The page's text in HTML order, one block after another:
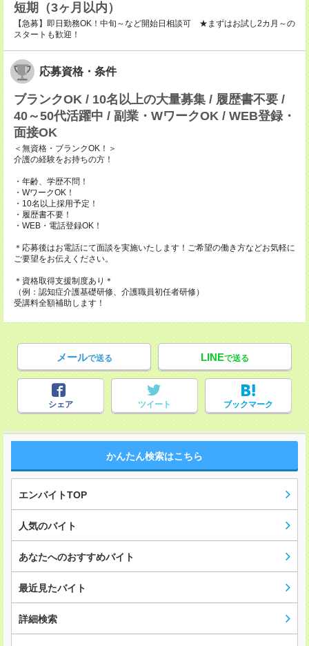
短期（3ヶ月以内）
【急募】即日勤務OK！中旬～など開始日相談可 ★まずはお試し2カ月～の
スタートも歓迎！
応募資格・条件
ブランクOK / 10名以上の大量募集 / 履歴書不要 /
40～50代活躍中 / 副業・WワークOK / WEB登録・
面接OK
＜無資格・ブランクOK！＞
介護の経験をお持ちの方！
・年齢、学歴不問！
・WワークOK！
・10名以上採用予定！
・履歴書不要！
・WEB・電話登録OK！
＊応募後はお電話にて面談を実施いたします！ご希望の働き方などお気軽に
ご要望をお伝えください。
＊資格取得支援制度あり＊
（例：認知症介護基礎研修、介護職員初任者研修）
受講料全額補助します！
メールで送る LINEで送る
シェア ツイート ブックマーク
かんたん検索はこちら
エンバイトTOP
人気のバイト
あなたへのおすすめバイト
最近見たバイト
詳細検索